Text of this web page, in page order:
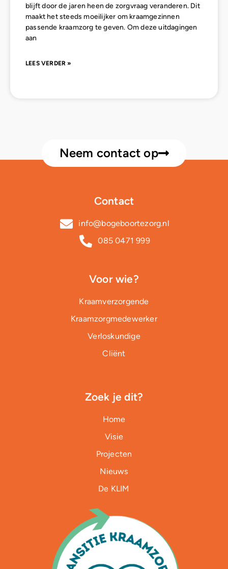
blijft door de jaren heen de zorgvraag veranderen. Dit
maakt het steeds moeilijker om kraamgezinnen
passende kraamzorg te geven. Om deze uitdagingen
aan
LEES VERDER »
Neem contact op
Zoek je dit?
Home
Visie
Projecten
Nieuws
De KLIM
Voor wie?
Kraamverzorgende
Kraamzorgmedewerker
Verloskundige
Cliënt
Contact
info@bogeboortezorg.nl
085 0471 999